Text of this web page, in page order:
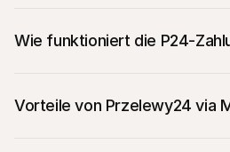
Wie funktioniert die P24-
Vorteile von Przelewy24 via